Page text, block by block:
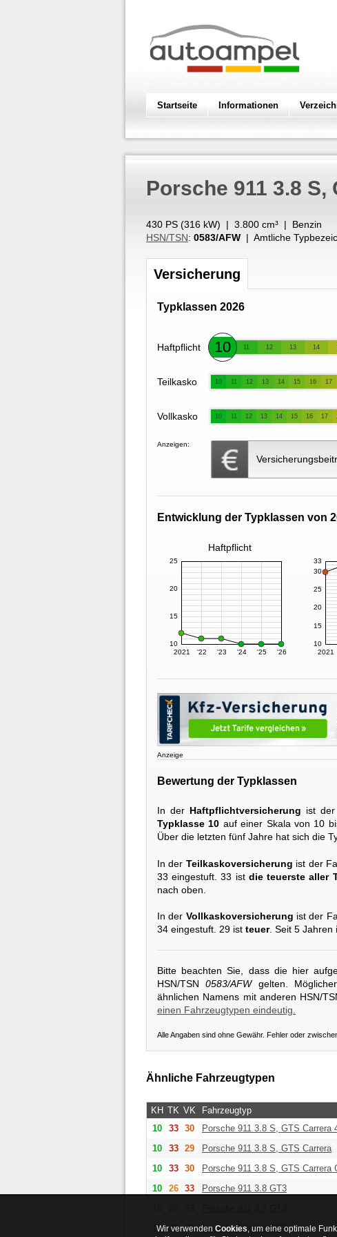
Startseite Informationen
Porsche 911 3.8 S,
430 PS (316 kW) | 3.800 cm³ | Benzin
HSN/TSN: 0583/AFW | Amtliche
Versicherung
Typklassen 2026
Haftpflicht 10 11 12 13 14
Teilkasko 10 11 12 13 14 15 16 17
Vollkasko 10 11 12 13 14 15 16 17
Anzeigen:
Entwicklung der Typklassen von
Haftpflicht
2021 '22 '23 '24 '25 '26
10
15
20
25
2021
10
15
20
25
30
33
Anzeige
Bewertung der Typklassen
In der Haftpflichtversicherung ist der
Typklasse 10 auf einer Skala von 10
Über die letzten fünf Jahre hat sich die
In der Teilkaskoversicherung ist der
33 eingestuft. 33 ist die teuerste aller
nach oben.
In der Vollkaskoversicherung ist der
34 eingestuft. 29 ist teuer. Seit 5 Jahren
Bitte beachten Sie, dass die hier
HSN/TSN0583/AFWgelten.
ähnlichen Namens mit anderen HSN/
einen Fahrzeugtypen eindeutig.
Alle Angaben sind ohne Gewähr. Fehler oder
Ähnliche Fahrzeugtypen
KH TK VK Fahrzeugtyp
10
33 30 Porsche 911 3.8 S, GTS Carrera
10
33 29 Porsche 911 3.8 S, GTS Carrera
10
33 30 Porsche 911 3.8 S, GTS Carrera
10
26 33 Porsche 911 3.8 GT3
10
33 33 Porsche 911 3.8 GT3
Wir verwenden Cookies, um eine optimale